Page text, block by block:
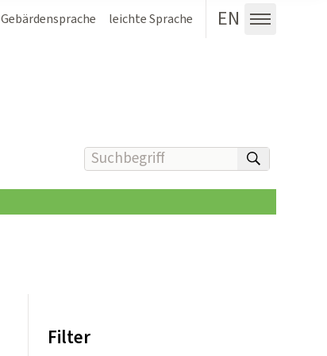
Gebärdensprache leichte Sprache EN
Menü
Suchbegriff(e) eingeben
Filter